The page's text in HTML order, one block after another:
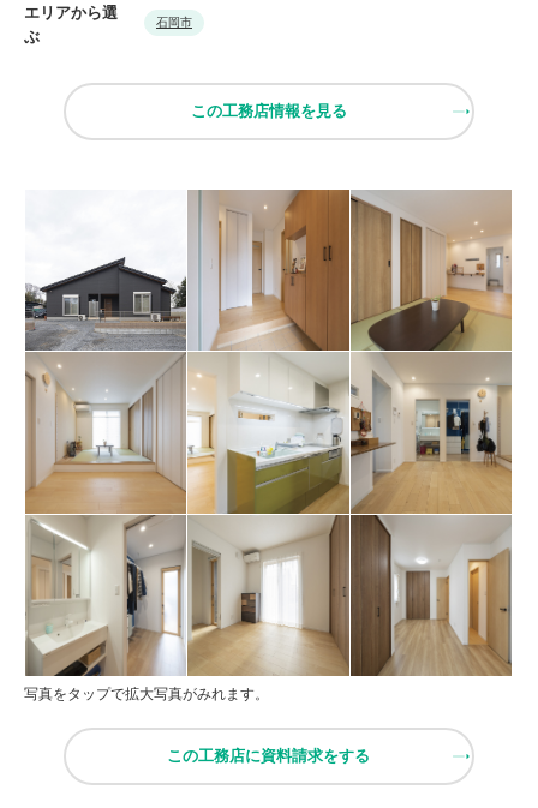
エリアから選
ぶ
石岡市
この工務店情報を見る
写真をタップで拡大写真がみれます。
この工務店に資料請求をする